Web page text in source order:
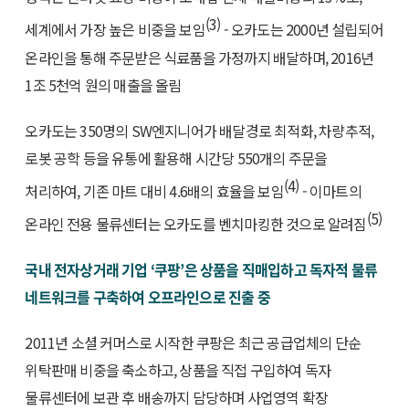
세계에서 가장 높은 비중을 보임(3)- 오카도는 2000년 설립되어
온라인을 통해 주문받은 식료품을 가정까지 배달하며, 2016년
1조 5천억 원의 매출을 올림
오카도는 350명의 SW엔지니어가 배달경로 최적화, 차량추적,
로봇 공학 등을 유통에 활용해 시간당 550개의 주문을
처리하여, 기존 마트 대비 4.6배의 효율을 보임(4)- 이마트의
온라인 전용 물류센터는 오카도를 벤치마킹한 것으로 알려짐(5)
국내 전자상거래 기업 ‘쿠팡’은 상품을 직매입하고 독자적 물류
네트워크를 구축하여 오프라인으로 진출 중
2011년 소셜 커머스로 시작한 쿠팡은 최근 공급업체의 단순
위탁판매 비중을 축소하고, 상품을 직접 구입하여 독자
물류센터에 보관 후 배송까지 담당하며 사업영역 확장